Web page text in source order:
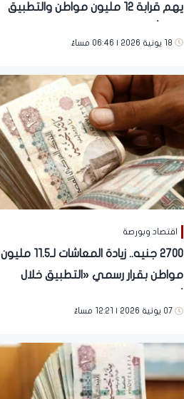
يهم قرابة 12 مليون مواطن والتطبيق
18 يونية 2026 | 06:46 مساءً
اقتصاد وبورصة
2700 جنيه.. زيادة المعاشات لـ11.5 مليون
مواطن بقرار رسمي «التطبيق خلال
07 يونية 2026 | 12:21 مساءً